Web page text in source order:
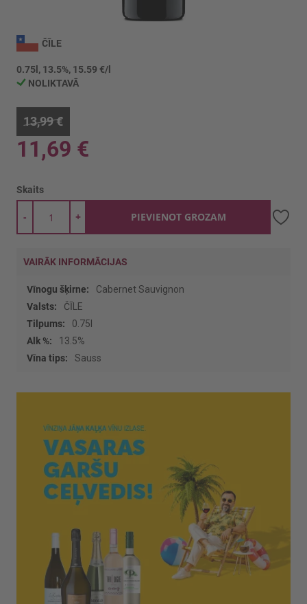
uz
galerijas
sākumu
ČĪLE
0.75l, 13.5%, 15.59 €/l
NOLIKTAVĀ
13,99 €
11,69 €
Skaits
+
- PIEVIENOT GROZAM
VAIRĀK INFORMĀCIJAS
Vairāk
informācijas
Cabernet Sauvignon
ČĪLE
0.75l
13.5%
Sauss